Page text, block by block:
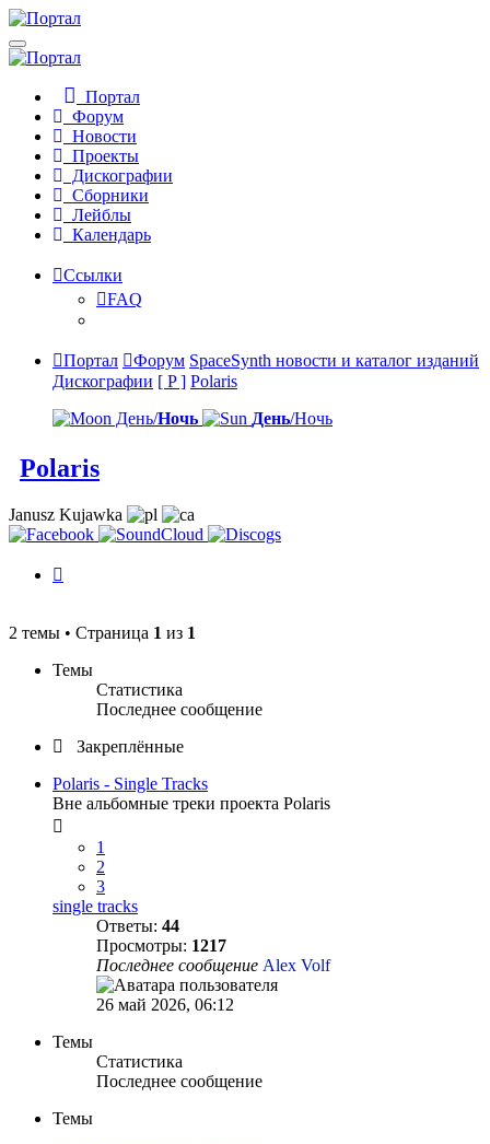
Портал
Форум
Новости
Проекты
Дискографии
Сборники
Лейблы
Календарь
Ссылки
FAQ
Портал Форум SpaceSynth новости и каталог изданий
Дискографии [ P ] Polaris
День/Ночь День/Ночь
Polaris
Janusz Kujawka
2 темы • Страница 1 из 1
Темы
Статистика
Последнее сообщение
Закреплённые
Polaris - Single Tracks
Вне альбомные треки проекта Polaris
1
2
3
single tracks
Ответы: 44
Просмотры: 1217
Последнее сообщение Alex Volf
26 май 2026, 06:12
Темы
Статистика
Последнее сообщение
Темы